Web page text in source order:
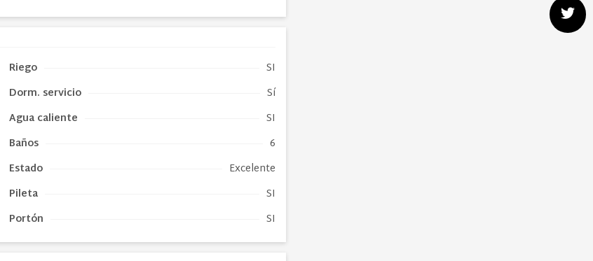
Riego
SI
Dorm. servicio
Sí
Agua caliente
SI
Baños
6
Estado
Excelente
Pileta
SI
Portón
SI